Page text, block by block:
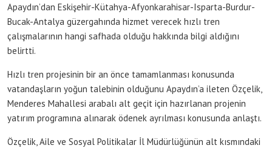
Apaydın’dan Eskişehir-Kütahya-Afyonkarahisar-Isparta-Burdur-
Bucak-Antalya güzergahında hizmet verecek hızlı tren
çalışmalarının hangi safhada olduğu hakkında bilgi aldığını
belirtti.
Hızlı tren projesinin bir an önce tamamlanması konusunda
vatandaşların yoğun talebinin olduğunu Apaydın’a ileten Özçelik,
Menderes Mahallesi arabalı alt geçit için hazırlanan projenin
yatırım programına alınarak ödenek ayrılması konusunda anlaştı.
Özçelik, Aile ve Sosyal Politikalar İl Müdürlüğünün alt kısmındaki